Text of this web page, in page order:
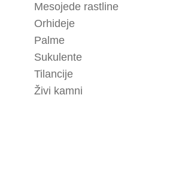
Mesojede rastline
Orhideje
Palme
Sukulente
Tilancije
Živi kamni